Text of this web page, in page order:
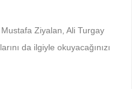
Ziyalan, Ali Turgay
da ilgiyle okuyacağınızı